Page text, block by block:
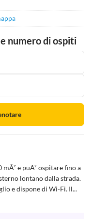
numero di ospiti
e puÃ² ospitare fino a
lontano dalla strada.
e dispone di Wi-Fi. Il...